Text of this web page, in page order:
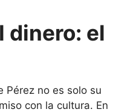
dinero: el
Pérez no es solo su
con la cultura. En